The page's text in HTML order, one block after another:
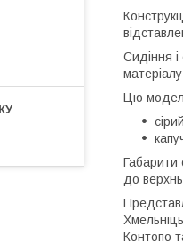
Сидіння
Цю
Габарити
до
Контопо